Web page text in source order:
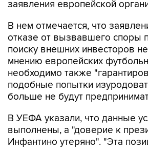
В нем отмечается, что
поиску внешних инвесторов
мнению европейских
необходимо также
подобные попытки
больше не будут
В УЕФА указали, что данные
Инфантино утеряно". "Эта
сохраняется", - отметили в